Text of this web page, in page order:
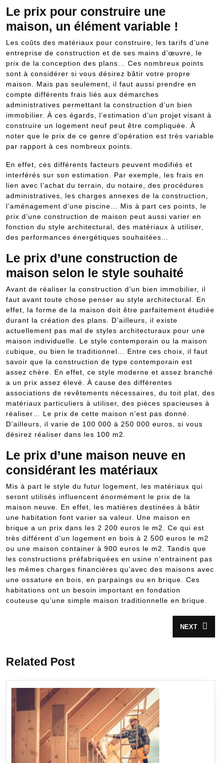
Le prix pour construire une
maison, un élément variable !
Les coûts des matériaux pour construire, les tarifs d’une
entreprise de construction et de ses mains d’œuvre, le
prix de la conception des plans… Ces nombreux points
sont à considérer si vous désirez bâtir votre propre
maison. Mais pas seulement, il faut aussi prendre en
compte différents frais liés aux démarches
administratives permettant la construction d’un bien
immobilier. À ces égards, l’estimation d’un projet visant à
construire un logement neuf peut être compliquée. À
noter que le prix de ce genre d’opération est très variable
par rapport à ces nombreux points.
En effet, ces différents facteurs peuvent modifiés et
interférés sur son estimation. Par exemple, les frais en
lien avec l’achat du terrain, du notaire, des procédures
administratives, les charges annexes de la construction,
l’aménagement d’une piscine… Mis à part ces points, le
prix d’une construction de maison peut aussi varier en
fonction du style architectural, des matériaux à utiliser,
des performances énergétiques souhaitées…
Le prix d’une construction de
maison selon le style souhaité
Avant de réaliser la construction d’un bien immobilier, il
faut avant toute chose penser au style architectural. En
effet, la forme de la maison doit être parfaitement étudiée
durant la création des plans. D’ailleurs, il existe
actuellement pas mal de styles architecturaux pour une
maison individuelle. Le style contemporain ou la maison
cubique, ou bien le traditionnel… Entre ces choix, il faut
savoir que la construction de type contemporain est
assez chère. En effet, ce style moderne et assez branché
a un prix assez élevé. À cause des différentes
associations de revêtements nécessaires, du toit plat, des
matériaux particuliers à utiliser, des pièces spacieuses à
réaliser… Le prix de cette maison n’est pas donné.
D’ailleurs, il varie de 100 000 à 250 000 euros, si vous
désirez réaliser dans les 100 m2.
Le prix d’une maison neuve en
considérant les matériaux
Mis à part le style du futur logement, les matériaux qui
seront utilisés influencent énormément le prix de la
maison neuve. En effet, les matières destinées à bâtir
une habitation font varier sa valeur. Une maison en
brique a un prix dans les 2 200 euros le m2. Ce qui est
très différent d’un logement en bois à 2 500 euros le m2
ou une maison container à 900 euros le m2. Tandis que
les constructions préfabriquées en usine n’entrainent pas
les mêmes charges financières qu’avec des maisons avec
une ossature en bois, en parpaings ou en brique. Ces
habitations ont un besoin important en fondation
couteuse qu’une simple maison traditionnelle en brique.
NEXT
suivant
Related Post